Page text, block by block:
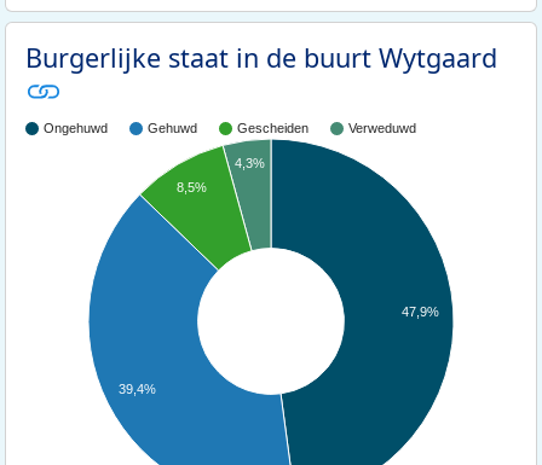
Burgerlijke staat in de buurt Wytgaard
Ongehuwd Gehuwd Gescheiden Verweduwd
47,9%
4,3%
8,5%
39,4%